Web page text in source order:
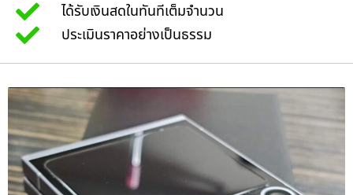
ได้รับเงินสดในทันทีเต็มจำนวน
ประเมินราคาอย่างเป็นธรรม